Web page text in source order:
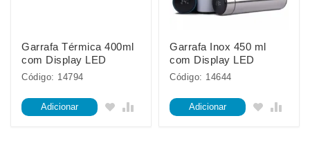
Garrafa Térmica 400ml
com Display LED
Código: 14794
Adicionar
Garrafa Inox 450 ml
com Display LED
Código: 14644
Adicionar